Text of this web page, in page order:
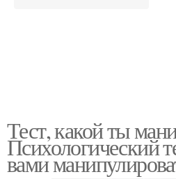
Тест, какой ты
Психологический
вами